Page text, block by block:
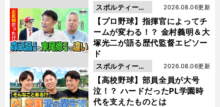
【プロ野球】指揮官によってチ
ームが変わる！？ 金村義明＆大
塚光二が語る歴代監督エピソー
ド
2026.08.06更新
スポルティーバ
動画
【高校野球】部員全員が大号
泣！？ ハードだったPL学園時
代を支えたものとは
2026.08.06更新
スポルティーバ
動画